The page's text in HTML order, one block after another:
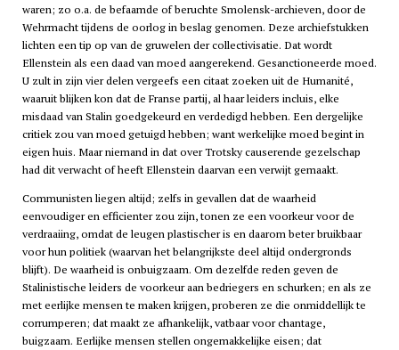
waren; zo o.a. de befaamde of beruchte Smolensk-archieven, door de
Wehrmacht tijdens de oorlog in beslag genomen. Deze archiefstukken
lichten een tip op van de gruwelen der collectivisatie. Dat wordt
Ellenstein als een daad van moed aangerekend. Gesanctioneerde moed.
U zult in zijn vier delen vergeefs een citaat zoeken uit de Humanité,
waaruit blijken kon dat de Franse partij, al haar leiders incluis, elke
misdaad van Stalin goedgekeurd en verdedigd hebben. Een dergelijke
critiek zou van moed getuigd hebben; want werkelijke moed begint in
eigen huis. Maar niemand in dat over Trotsky causerende gezelschap
had dit verwacht of heeft Ellenstein daarvan een verwijt gemaakt.
Communisten liegen altijd; zelfs in gevallen dat de waarheid
eenvoudiger en efficienter zou zijn, tonen ze een voorkeur voor de
verdraaiing, omdat de leugen plastischer is en daarom beter bruikbaar
voor hun politiek (waarvan het belangrijkste deel altijd ondergronds
blijft). De waarheid is onbuigzaam. Om dezelfde reden geven de
Stalinistische leiders de voorkeur aan bedriegers en schurken; en als ze
met eerlijke mensen te maken krijgen, proberen ze die onmiddellijk te
corrumperen; dat maakt ze afhankelijk, vatbaar voor chantage,
buigzaam. Eerlijke mensen stellen ongemakkelijke eisen; dat